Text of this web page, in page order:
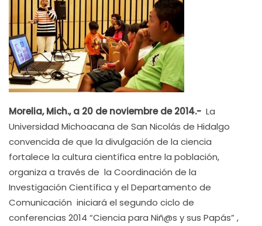
Morelia, Mich., a 20 de noviembre de 2014.- La
Universidad Michoacana de San Nicolás de Hidalgo
convencida de que la divulgación de la ciencia
fortalece la cultura científica entre la población,
organiza a través de la Coordinación de la
Investigación Científica y el Departamento de
Comunicación iniciará el segundo ciclo de
conferencias 2014 “Ciencia para Niñ@s y sus Papás” ,